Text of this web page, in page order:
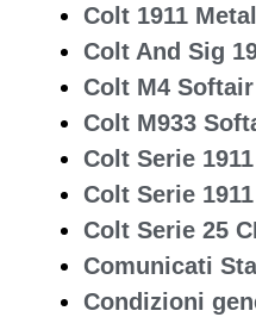
Colt 1911
Colt And Sig
Colt M4 Softair
Colt M933
Colt Serie
Colt Serie
Colt Serie 25
Comunicati
Condizioni